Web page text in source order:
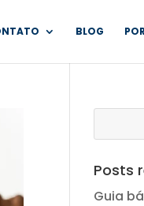
BLOG
Posts
Guia